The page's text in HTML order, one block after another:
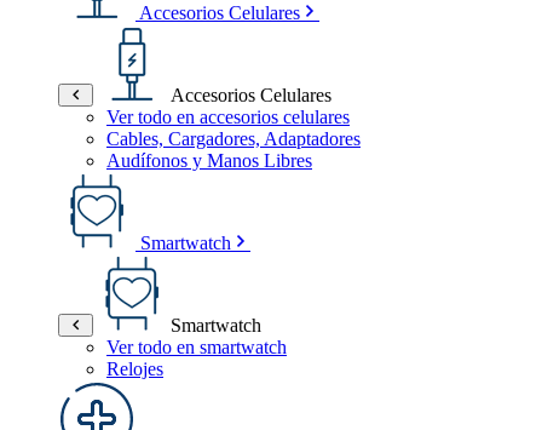
Accesorios Celulares
Accesorios Celulares
Ver todo en accesorios celulares
Cables, Cargadores, Adaptadores
Audífonos y Manos Libres
Smartwatch
Smartwatch
Ver todo en smartwatch
Relojes